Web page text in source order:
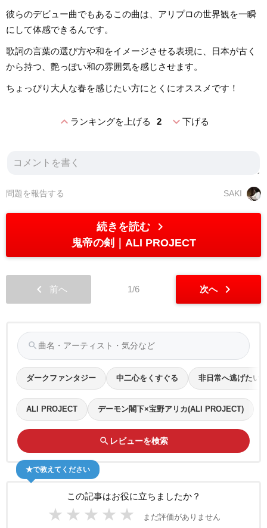
彼らのデビュー曲でもあるこの曲は、アリプロの世界観を一瞬
にして体感できるんです。
歌詞の言葉の選び方や和をイメージさせる表現に、日本が古く
から持つ、艶っぽい和の雰囲気を感じさせます。
ちょっぴり大人な春を感じたい方にとくにオススメです！
expand_lessランキングを上げる 2 expand_more下げる
SAKI
問題を報告する
続きを読む chevron_right
鬼帝の剣 ALI PROJECT
chevron_left 前へ 1/6 次へ chevron_right
search
ダークファンタジー 中二心をくすぐる 非日常へ逃げたい
ALI PROJECT デーモン閣下×宝野アリカ(ALI PROJECT)
search レビューを検索
この記事はお役に立ちましたか？
★ ★ ★ ★ ★ まだ評価がありません
★で教えてください